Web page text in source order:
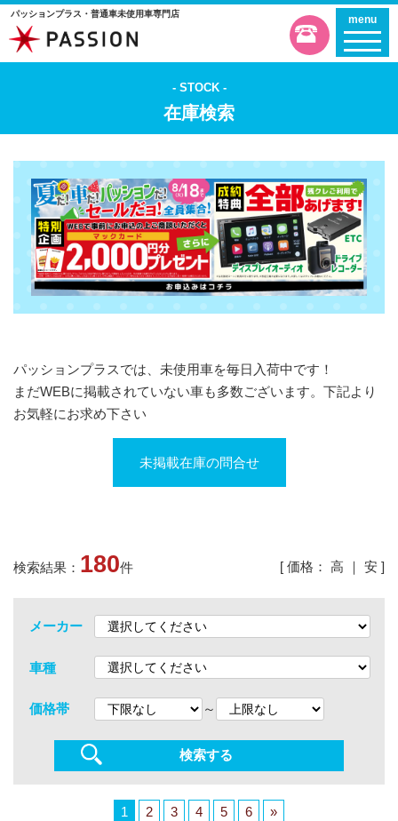
パッションプラス・普通車未使用車専門店 menu
STOCK
在庫検索
パッションプラスでは、未使用車を毎日入荷中です！
まだWEBに掲載されていない車も多数ございます。下記より
お気軽にお求め下さい
未掲載在庫の問合せ
検索結果： 180件 [ 価格： 高 ｜ 安 ]
メーカー
車種
価格帯 ～
1 2 3 4 5 6 »